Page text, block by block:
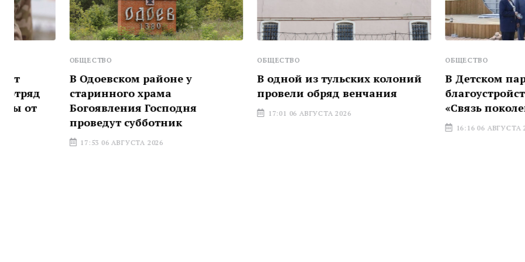
В Одоевском районе у
старинного храма
Богоявления Господня
проведут субботник
17:53 06 АВГУСТА 2026
В одной из тульских колоний
провели обряд венчания
17:01 06 АВГУСТА 2026
В Детском парке
благоустройства по
«Связь поколений»
16:16 06 АВГУСТА 2026